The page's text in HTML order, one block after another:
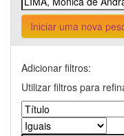
Iniciar uma nova
Adicionar filtros:
Utilizar filtros para